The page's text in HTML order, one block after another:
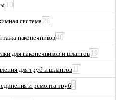
10
система26
наконечников40
для наконечников и шлангов 19
для труб и шлангов11
и ремонта труб4